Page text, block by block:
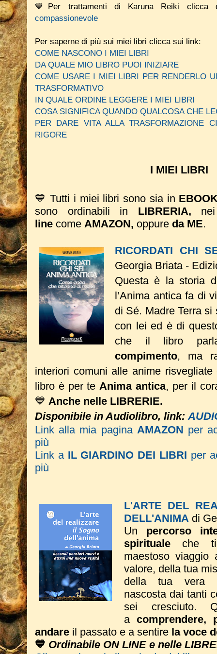
💙Per trattamenti di Karuna Reiki
compassionevole
Per saperne di più sui miei libri clicca sui link:
COME NASCONO I MIEI LIBRI
DA QUALE MIO LIBRO PUOI INIZIARE
COME USARE I MIEI LIBRI PER RENDERLO
TRASFORMATIVO
IN QUALE ORDINE LEGGERE I MIEI LIBRI
COSA SIGNIFICA QUANDO QUALCOSA CHE
PER DARE VITA ALLA TRASFORMAZIONE
RIGORE
I MIEI LIBRI
💙 Tutti i miei libri sono sia in
sono ordinabili in LIBRERIA,
line come AMAZON, oppure da ME.
RICORDATI CHI
Georgia Briata -
Questa è la storia
l’Anima antica fa di
di Sé. Madre Terra
con lei ed è di
che il libro
compimento, ma
interiori comuni alle anime
libro è per teAnima antica, per il
💙 Anche nelle LIBRERIE.
Disponibile in Audiolibro, link:
Link alla mia pagina AMAZON per
più
Link a IL GIARDINO DEI LIBRI per
più
L'ARTE DEL
DELL'ANIMA di
Un percorso
spirituale che ti
maestoso viaggio
valore, della tua
della tua vera
nascosta dai tanti
sei cresciuto.
acomprendere,
andare il passato e a sentire la voce
💙 Ordinabile ON LINE e nelle